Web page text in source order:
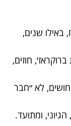
באילו שנים,
חוזים,
לא ״חבר
ומתועד.